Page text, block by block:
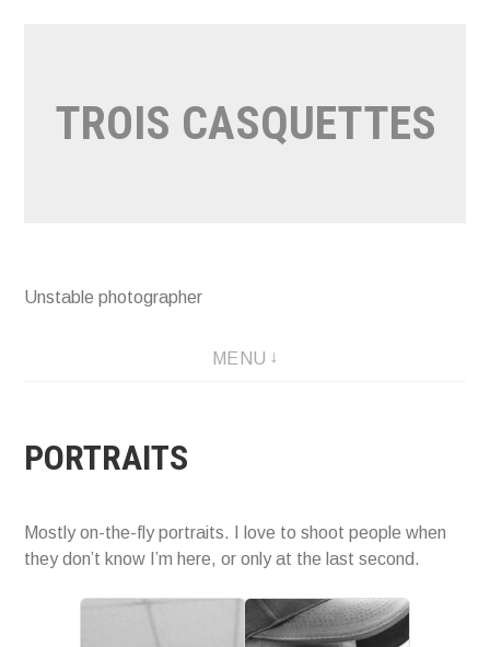
TROIS CASQUETTES
Unstable photographer
MENU
PORTRAITS
Mostly on-the-fly portraits. I love to shoot people when
they don’t know I’m here, or only at the last second.